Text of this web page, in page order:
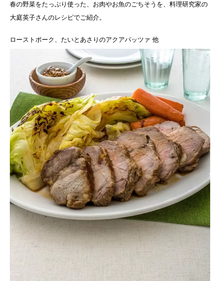
春の野菜をたっぷり使った、お肉やお魚のごちそうを、料理研究家の
大庭英子さんのレシピでご紹介。
ローストポーク、たいとあさりのアクアパッツァ 他